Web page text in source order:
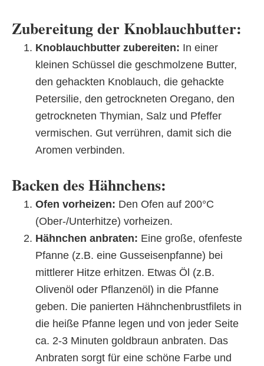
Zubereitung der Knoblauchbutter:
Knoblauchbutter zubereiten: In einer
kleinen Schüssel die geschmolzene Butter,
den gehackten Knoblauch, die gehackte
Petersilie, den getrockneten Oregano, den
getrockneten Thymian, Salz und Pfeffer
vermischen. Gut verrühren, damit sich die
Aromen verbinden.
Backen des Hähnchens:
Ofen vorheizen: Den Ofen auf 200°C
(Ober-/Unterhitze) vorheizen.
Hähnchen anbraten: Eine große, ofenfeste
Pfanne (z.B. eine Gusseisenpfanne) bei
mittlerer Hitze erhitzen. Etwas Öl (z.B.
Olivenöl oder Pflanzenöl) in die Pfanne
geben. Die panierten Hähnchenbrustfilets in
die heiße Pfanne legen und von jeder Seite
ca. 2-3 Minuten goldbraun anbraten. Das
Anbraten sorgt für eine schöne Farbe und